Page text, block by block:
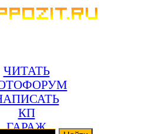
ЧИТАТЬ
КП
ГАРАЖ